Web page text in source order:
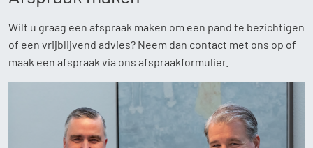
Home
Wilt u graag een afspraak maken om een pand te bezichtigen
of een vrijblijvend advies? Neem dan contact met ons op of
maak een afspraak via ons afspraakformulier.